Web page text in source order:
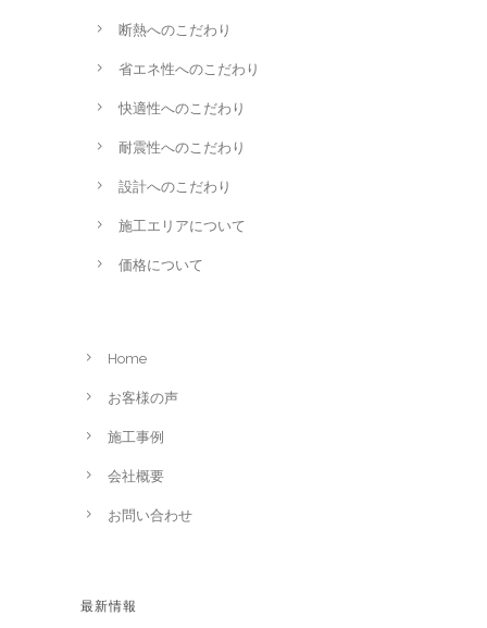
断熱へのこだわり
省エネ性へのこだわり
快適性へのこだわり
耐震性へのこだわり
設計へのこだわり
施工エリアについて
価格について
Home
お客様の声
施工事例
会社概要
お問い合わせ
最新情報